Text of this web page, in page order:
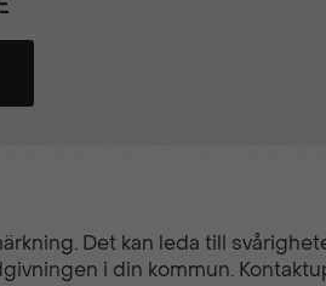
väggar
Det kan leda till
i din kommun.